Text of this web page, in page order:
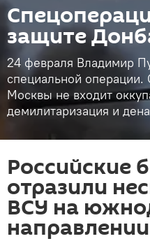
защите
24 февраля Владимир
специальной
Москвы не входит
демилитаризация и
Российские
отразили
ВСУ на
направлении